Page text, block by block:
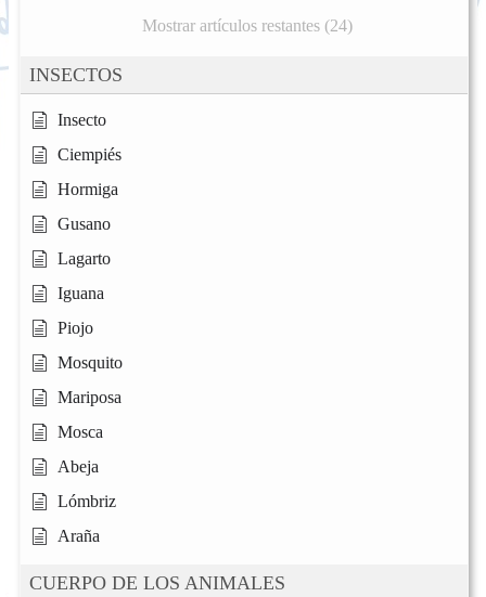
Mostrar artículos restantes (24)
INSECTOS
Insecto
Ciempiés
Hormiga
Gusano
Lagarto
Iguana
Piojo
Mosquito
Mariposa
Mosca
Abeja
Lómbriz
Araña
CUERPO DE LOS ANIMALES